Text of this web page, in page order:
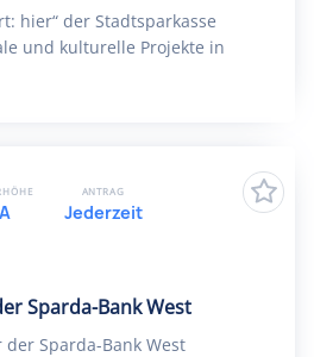
hier“ der Stadtsparkasse
und kulturelle Projekte in
Sparda-Bank West
Sparda-Bank West
ANTRAG
Jederzeit